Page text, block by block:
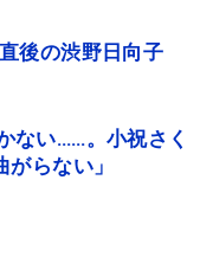
後の渋野日向子
ない……。小祝さく
らない」